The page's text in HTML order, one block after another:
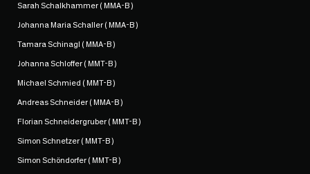
Sarah Schalkhammer ( MMA-B )
Johanna Maria Schaller ( MMA-B )
Tamara Schinagl ( MMA-B )
Johanna Schloffer ( MMT-B )
Michael Schmied ( MMT-B )
Andreas Schneider ( MMA-B )
Florian Schneidergruber ( MMT-B )
Simon Schnetzer ( MMT-B )
Simon Schöndorfer ( MMT-B )